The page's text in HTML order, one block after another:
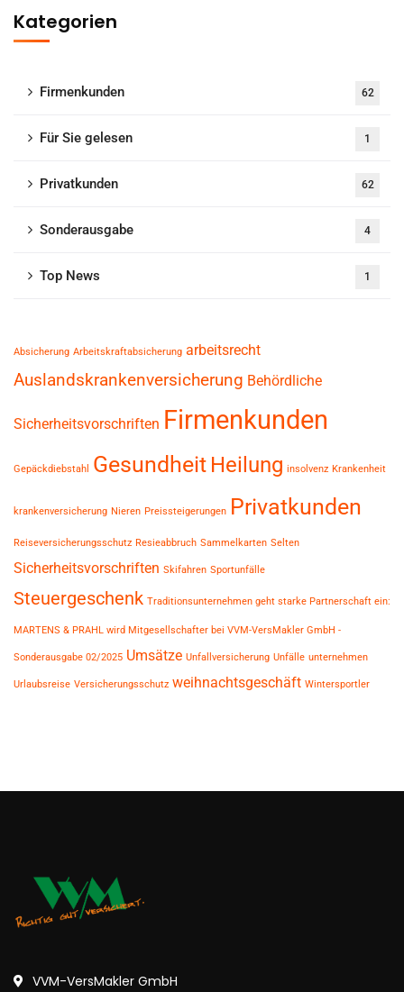
Kategorien
Firmenkunden 62
Für Sie gelesen 1
Privatkunden 62
Sonderausgabe 4
Top News 1
Absicherung Arbeitskraftabsicherung arbeitsrecht
Auslandskrankenversicherung Behördliche
Sicherheitsvorschriften Firmenkunden
Gepäckdiebstahl Gesundheit Heilung insolvenz Krankenheit
krankenversicherung Nieren Preissteigerungen Privatkunden
Reiseversicherungsschutz Resieabbruch Sammelkarten Selten
Sicherheitsvorschriften Skifahren Sportunfälle
Steuergeschenk Traditionsunternehmen geht starke Partnerschaft ein:
MARTENS & PRAHL wird Mitgesellschafter bei VVM-VersMakler GmbH -
Sonderausgabe 02/2025 Umsätze Unfallversicherung Unfälle unternehmen
Urlaubsreise Versicherungsschutz weihnachtsgeschäft Wintersportler
VVM-VersMakler GmbH